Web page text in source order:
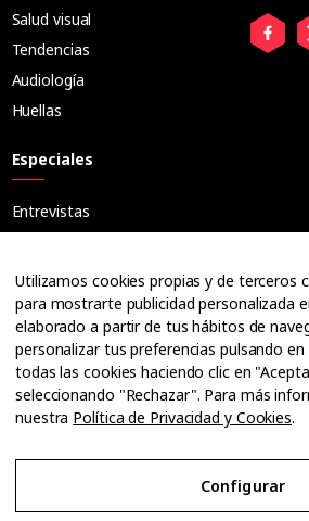
Salud visual
Tendencias
Audiología
Huellas
Especiales
Entrevistas
Ópticos
Cuadernos
Guías
Dossier
Anuarios
Ofertas de empleo
Utilizamos cookies propias y de terceros
para mostrarte publicidad personalizada
elaborado a partir de tus hábitos de
personalizar tus preferencias pulsando
todas las cookies haciendo clic en
seleccionando "Rechazar". Para más
nuestra Política de Privacidad y Cookies.
Configurar